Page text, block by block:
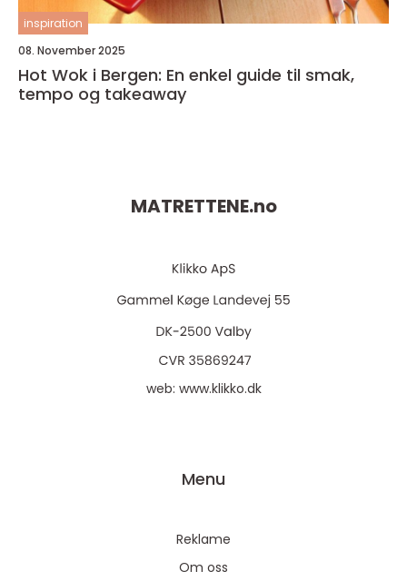
inspiration
08. November 2025
Hot Wok i Bergen: En enkel guide til smak,
tempo og takeaway
MATRETTENE.no
web: www.klikko.dk
Menu
Reklame
Om oss